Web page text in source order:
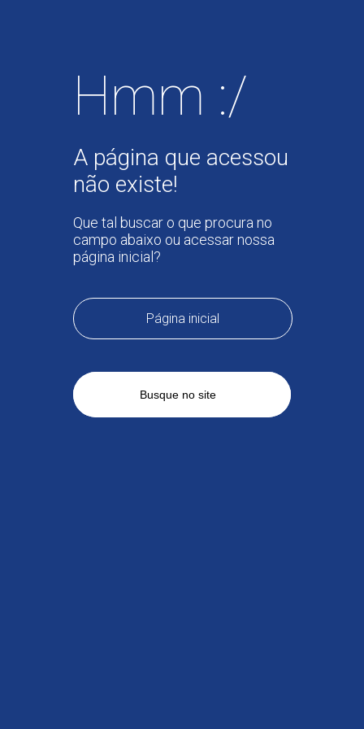
Hmm :/
A página que acessou
não existe!
Que tal buscar o que procura no
campo abaixo ou acessar nossa
página inicial?
Página inicial